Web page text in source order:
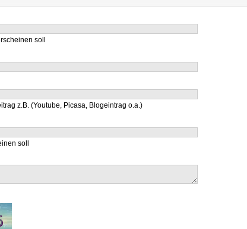
soll
z.B. (Youtube, Picasa, Blogeintrag o.a.)
soll